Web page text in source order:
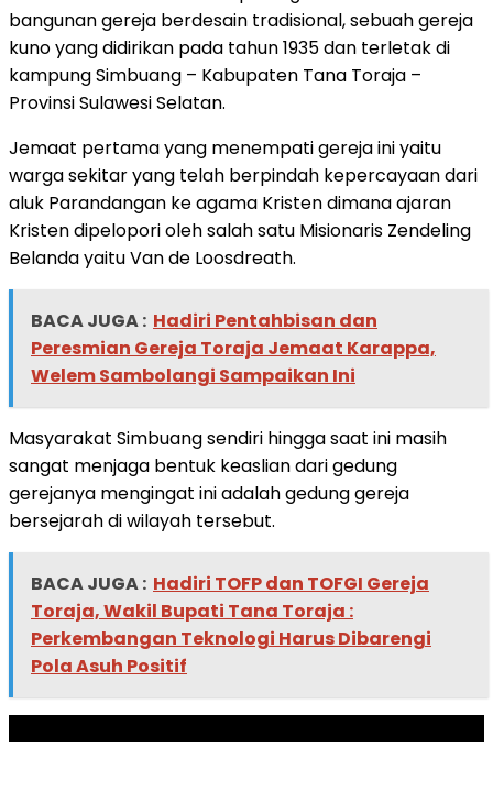
bangunan gereja berdesain tradisional, sebuah gereja
kuno yang didirikan pada tahun 1935 dan terletak di
kampung Simbuang – Kabupaten Tana Toraja –
Provinsi Sulawesi Selatan.
Jemaat pertama yang menempati gereja ini yaitu
warga sekitar yang telah berpindah kepercayaan dari
aluk Parandangan ke agama Kristen dimana ajaran
Kristen dipelopori oleh salah satu Misionaris Zendeling
Belanda yaitu Van de Loosdreath.
BACA JUGA : Hadiri Pentahbisan dan
Peresmian Gereja Toraja Jemaat Karappa,
Welem Sambolangi Sampaikan Ini
Masyarakat Simbuang sendiri hingga saat ini masih
sangat menjaga bentuk keaslian dari gedung
gerejanya mengingat ini adalah gedung gereja
bersejarah di wilayah tersebut.
BACA JUGA : Hadiri TOFP dan TOFGI Gereja
Toraja, Wakil Bupati Tana Toraja :
Perkembangan Teknologi Harus Dibarengi
Pola Asuh Positif